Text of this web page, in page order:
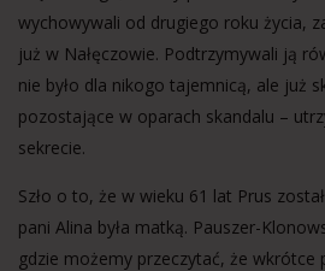
wychowywali od drugiego roku życia,
już w Nałęczowie. Podtrzymywali ją
nie było dla nikogo tajemnicą, ale już
pozostające w oparach skandalu –
sekrecie.
Szło o to, że w wieku 61 lat Prus
pani Alina była matką. Pauszer-
gdzie możemy przeczytać, że wkrótce